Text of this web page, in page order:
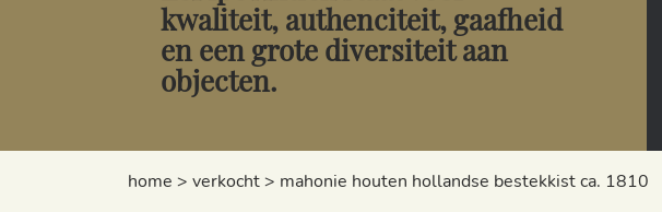
kwaliteit, authenciteit, gaafheid
en een grote diversiteit aan
objecten.
home > verkocht> mahonie houten hollandse bestekkist ca. 1810